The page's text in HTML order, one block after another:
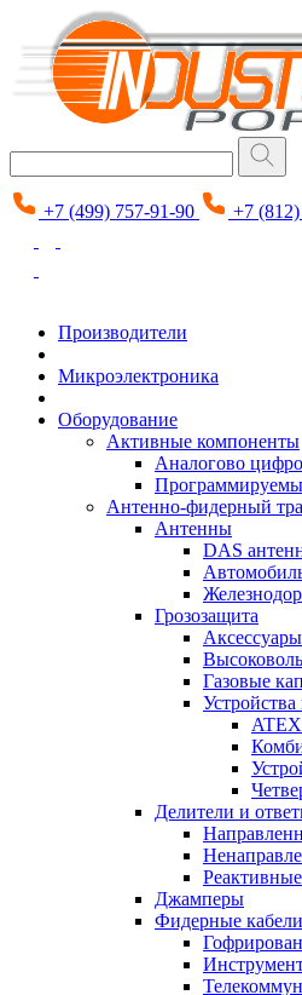
+7 (499) 757-91-90 +7
Производители
Микроэлектроника
Оборудование
Активные компоненты
Аналогово
Антенно-фидерный
Антенны
DAS
Грозозащита
Газовые
Делители и
Джамперы
Фидерные кабели